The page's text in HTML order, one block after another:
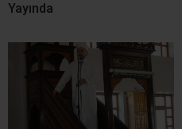
Yayında